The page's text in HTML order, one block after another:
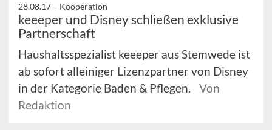
28.08.17 – Kooperation
keeeper und Disney schließen exklusive
Partnerschaft
Haushaltsspezialist keeeper aus Stemwede ist
ab sofort alleiniger Lizenzpartner von Disney
in der Kategorie Baden & Pflegen.
Von
Redaktion